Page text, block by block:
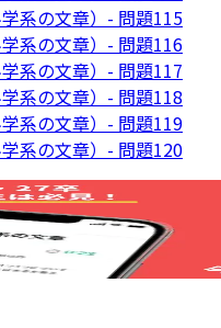
系の文章）- 問題115
系の文章）- 問題116
系の文章）- 問題117
系の文章）- 問題118
系の文章）- 問題119
系の文章）- 問題120